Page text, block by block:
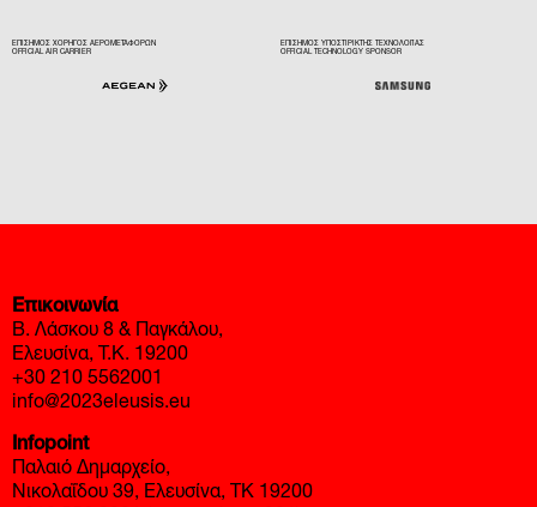
Ελευσίνα, Τ.Κ. 19200
+30 210 5562001
info@2023eleusis.eu
Infopoint
Παλαιό Δημαρχείο,
Νικολαΐδου 39, Ελευσίνα, ΤΚ 19200
+210 556 2001 (στη συνέχεια 301)
infopoint@2023eleusis.eu